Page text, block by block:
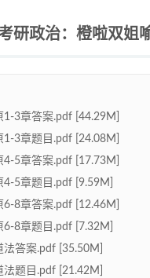
研政治：橙啦双姐
1-3章答案.pdf [44.29M]
1-3章题目.pdf [24.08M]
4-5章答案.pdf [17.73M]
4-5章题目.pdf [9.59M]
6-8章答案.pdf [12.46M]
6-8章题目.pdf [7.32M]
法答案.pdf [35.50M]
法题目.pdf [21.42M]